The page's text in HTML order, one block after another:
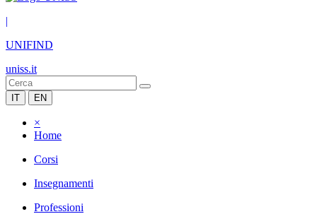
|
UNIFIND
uniss.it
IT EN
×
Home
Corsi
Insegnamenti
Professioni